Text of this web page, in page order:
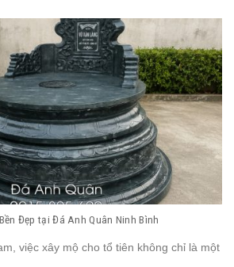
Đẹp tại Đá Anh Quân Ninh Bình
việc xây mộ cho tổ tiên không chỉ là một